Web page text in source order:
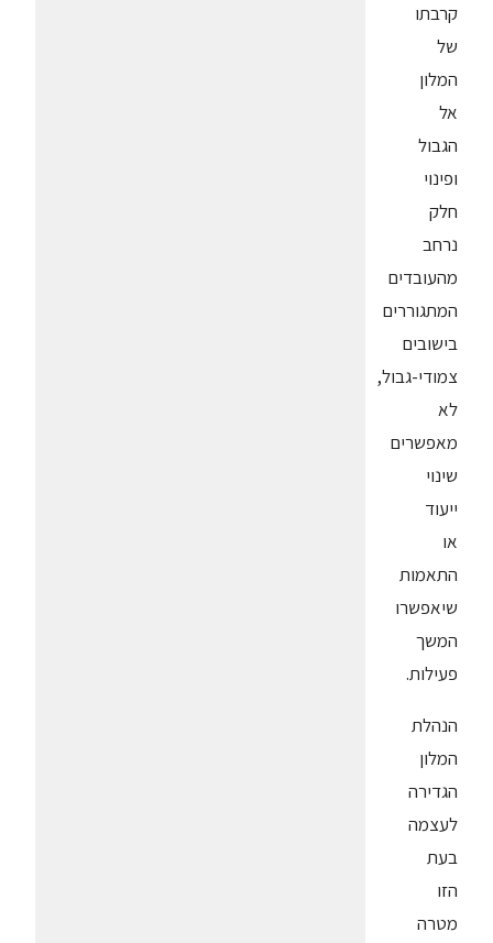
קרבתו
של
המלון
אל
הגבול
ופינוי
חלק
נרחב
מהעובדים
המתגוררים
בישובים
צמודי-גבול,
לא
מאפשרים
שינוי
ייעוד
או
התאמות
שיאפשרו
המשך
פעילות.
הנהלת
המלון
הגדירה
לעצמה
בעת
הזו
מטרה